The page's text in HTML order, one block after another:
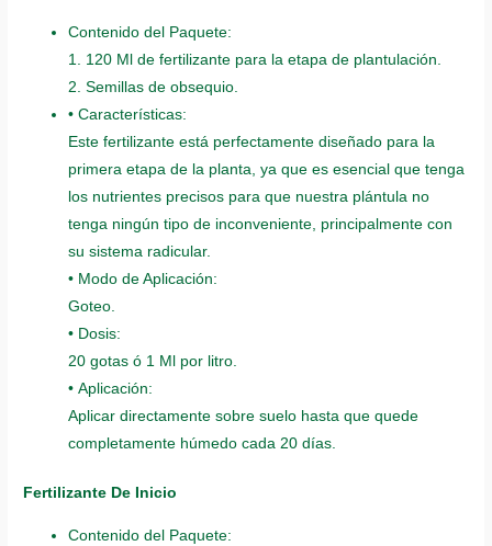
Contenido del Paquete:
1. 120 Ml de fertilizante para la etapa de plantulación.
2. Semillas de obsequio.
• Características:
Este fertilizante está perfectamente diseñado para la
primera etapa de la planta, ya que es esencial que tenga
los nutrientes precisos para que nuestra plántula no
tenga ningún tipo de inconveniente, principalmente con
su sistema radicular.
• Modo de Aplicación:
Goteo.
• Dosis:
20 gotas ó 1 Ml por litro.
• Aplicación:
Aplicar directamente sobre suelo hasta que quede
completamente húmedo cada 20 días.
Fertilizante De Inicio
Contenido del Paquete: